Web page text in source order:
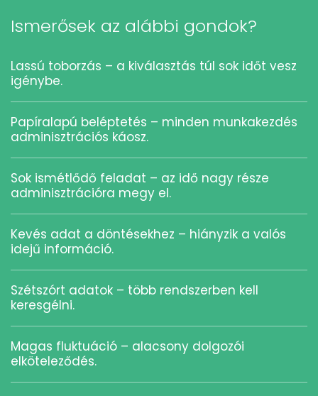
Ismerősek az alábbi gondok?
Lassú toborzás – a kiválasztás túl sok időt vesz
igénybe.
Papíralapú beléptetés – minden munkakezdés
adminisztrációs káosz.
Sok ismétlődő feladat – az idő nagy része
adminisztrációra megy el.
Kevés adat a döntésekhez – hiányzik a valós
idejű információ.
Szétszórt adatok – több rendszerben kell
keresgélni.
Magas fluktuáció – alacsony dolgozói
elköteleződés.